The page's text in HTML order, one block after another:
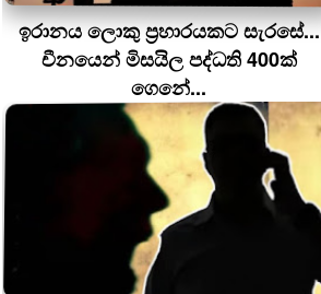
ඉරානය ලොකු ප‍්‍රහාරයකට සැරසේ...
චීනයෙන් මිසයිල පද්ධති 400ක්
ගෙනේ...